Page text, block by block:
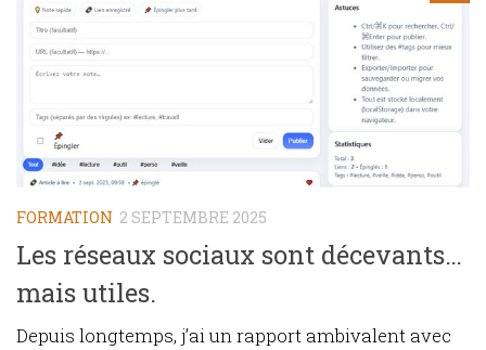
FORMATION 2 SEPTEMBRE 2025
Les réseaux sociaux sont décevants…
mais utiles.
Depuis longtemps, j’ai un rapport ambivalent avec